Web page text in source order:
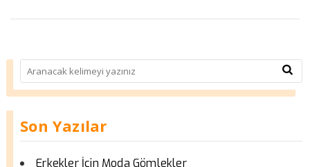
Son Yazılar
Erkekler İçin Moda Gömlekler